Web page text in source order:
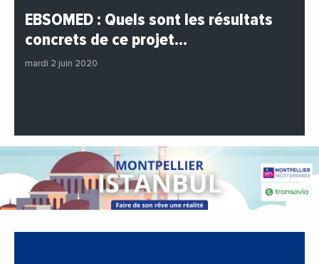
#BuzzNews
#Decideurs
#Entreprises
#Institutions
EBSOMED : Quels sont les résultats
concrets de ce projet…
mardi 2 juin 2020